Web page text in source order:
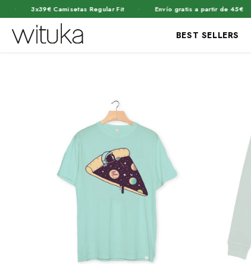
3x39€ Camisetas Regular Fit · Envío gratis a partir de 45€ ·
BEST SELLERS